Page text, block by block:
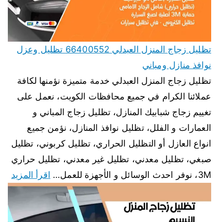
تظليل زجاج المنزل العبدلي 66400552 تظليل وعزل
نوافذ منازل ومباني
تظليل زجاج المنزل العبدلي خدمة متميزة نؤمنها لكافة
عملائنا الكرام في جميع محافظات الكويت، نعمل على
تغييم زجاج شبابيك المنازل، تظليل زجاج المباني و
العمارات و الفلل، تظليل نوافذ المنازل، نؤمن جميع
انواع العازل أو التظليل الحراري، تظليل كربوني، تظليل
صبغي، تظليل معدني، تظليل غير معدني، تظليل حراري
3M، نوفر احدث الوسائل و الأجهزة للعمل…
اقرأ المزيد